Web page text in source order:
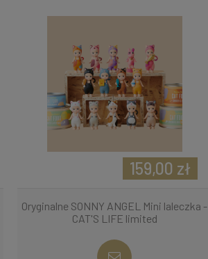
Oryginalne SONNY ANGEL Mini laleczka -
CAT'S LIFE limited
159,00 zł